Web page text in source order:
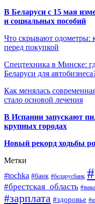
В Беларуси с 15 мая
и социальных пособий
Что скрывают одометры:
перед покупкой
Спецтехника в Минске:
Беларуси для
Как менялась
стало основой лечения
В Испании запускают
крупных городах
Новый рекорд ходьбы
Метки
#tochka #банк #беларусбанк
#брестская_область
#зарплата #здоровье